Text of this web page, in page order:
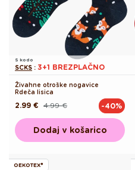
S kodo
SCKS : 3+1 BREZPLAČNO
Živahne otroške nogavice
Rdeča lisica
Redna 4.99 €
Akcijska
2.99 € -40%
Dodaj v košarico
OEKOTEX®